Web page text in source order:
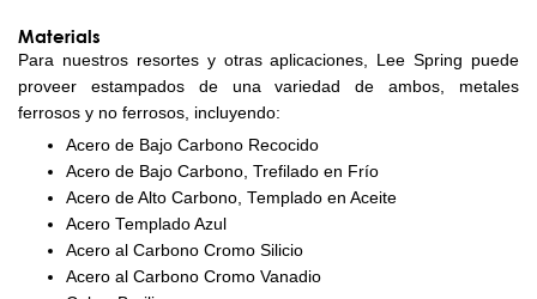
Materials
Para nuestros resortes y otras aplicaciones, Lee Spring puede
proveer estampados de una variedad de ambos, metales
ferrosos y no ferrosos, incluyendo:
Acero de Bajo Carbono Recocido
Acero de Bajo Carbono, Trefilado en Frío
Acero de Alto Carbono, Templado en Aceite
Acero Templado Azul
Acero al Carbono Cromo Silicio
Acero al Carbono Cromo Vanadio